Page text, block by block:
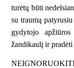
turėtų būti
su traumą
gydytojo
žandikaulį ir